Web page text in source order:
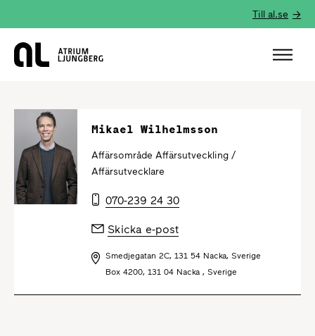
Till al.se
Hem
Mikael Wilhelmsson
Affärsområde Affärsutveckling /
Affärsutvecklare
070-239 24 30
Skicka e-post
Smedjegatan 2C, 131 54 Nacka, Sverige
Box 4200, 131 04 Nacka , Sverige